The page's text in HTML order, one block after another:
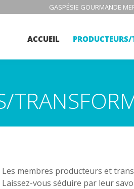
GASPÉSIE GOURMANDE
ACCUEIL
Les membres producteurs et
Laissez-vous séduire par leur